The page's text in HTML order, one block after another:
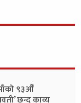
९३औँ
छन्द काव्य